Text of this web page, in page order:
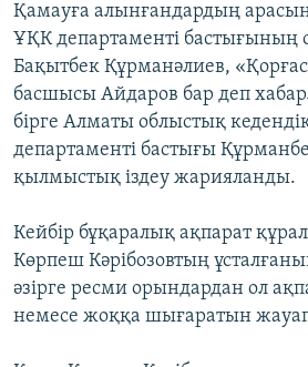
Қамауға алынғандардың
ҰҚК департаменті бастығының
Бақытбек Құрманәлиев,
басшысы Айдаров бар деп
бірге Алматы облыстық
департаменті бастығы
қылмыстық іздеу жарияланды.
Кейбір бұқаралық ақпарат
Көрпеш Кәрібозовтың
әзірге ресми орындардан ол
немесе жоққа шығаратын